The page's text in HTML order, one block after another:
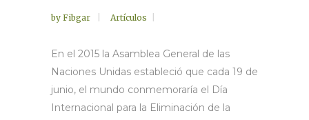
by Fibgar Artículos
En el 2015 la Asamblea General de las
Naciones Unidas estableció que cada 19 de
junio, el mundo conmemoraría el Día
Internacional para la Eliminación de la